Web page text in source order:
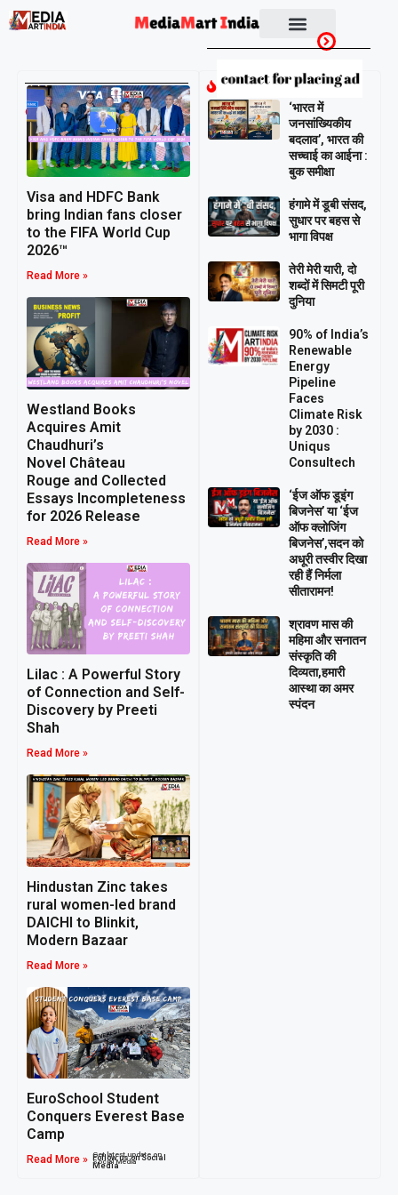
April 14,
2026
Visa and HDFC Bank
bring Indian fans closer
to the FIFA World Cup
2026™
Read More »
Westland Books
Acquires Amit
Chaudhuri’s
Novel Château
Rouge and Collected
Essays Incompleteness
for 2026 Release
Read More »
Lilac : A Powerful Story
of Connection and Self-
Discovery by Preeti
Shah
Read More »
Hindustan Zinc takes
rural women-led brand
DAICHI to Blinkit,
Modern Bazaar
Read More »
EuroSchool Student
Conquers Everest Base
Camp
Read More »
Breaking
‘भारत में
जनसांख्यिकीय
बदलाव’, भारत की
सच्चाई का आईना :
बुक समीक्षा
हंगामे में डूबी संसद,
सुधार पर बहस से
भागा विपक्ष
तेरी मेरी यारी, दो
शब्दों में सिमटी पूरी
दुनिया
90% of India’s
Renewable
Energy
Pipeline
Faces
Climate Risk
by 2030 :
Uniqus
Consultech
‘ईज ऑफ डूइंग
बिजनेस’ या ‘ईज
ऑफ क्लोजिंग
बिजनेस’,सदन को
अधूरी तस्वीर दिखा
रही हैं निर्मला
सीतारामन!
श्रावण मास की
महिमा और सनातन
संस्कृति की
दिव्यता,हमारी
आस्था का अमर
स्पंदन
Follow us on Social
Media
Get latest update on
Social Media